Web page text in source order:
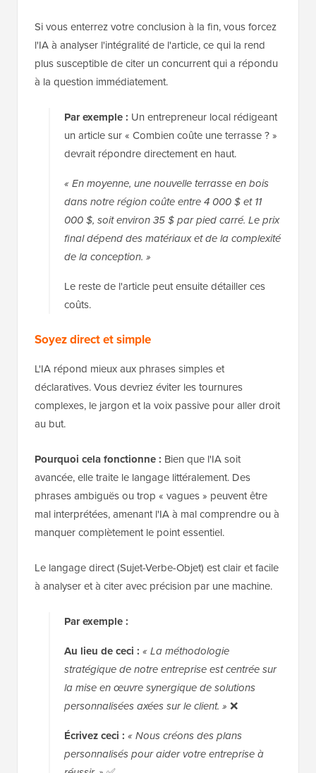
Si vous enterrez votre conclusion à la fin, vous forcez
l'IA à analyser l'intégralité de l'article, ce qui la rend
plus susceptible de citer un concurrent qui a répondu
à la question immédiatement.
Par exemple : Un entrepreneur local rédigeant
un article sur « Combien coûte une terrasse ? »
devrait répondre directement en haut.
« En moyenne, une nouvelle terrasse en bois
dans notre région coûte entre 4 000 $ et 11
000 $, soit environ 35 $ par pied carré. Le prix
final dépend des matériaux et de la complexité
de la conception. »
Le reste de l'article peut ensuite détailler ces
coûts.
Soyez direct et simple
L'IA répond mieux aux phrases simples et
déclaratives. Vous devriez éviter les tournures
complexes, le jargon et la voix passive pour aller droit
au but.
Pourquoi cela fonctionne : Bien que l'IA soit
avancée, elle traite le langage littéralement. Des
phrases ambiguës ou trop « vagues » peuvent être
mal interprétées, amenant l'IA à mal comprendre ou à
manquer complètement le point essentiel.
Le langage direct (Sujet-Verbe-Objet) est clair et facile
à analyser et à citer avec précision par une machine.
Par exemple :
Au lieu de ceci : « La méthodologie
stratégique de notre entreprise est centrée sur
la mise en œuvre synergique de solutions
personnalisées axées sur le client. » ❌
Écrivez ceci : « Nous créons des plans
personnalisés pour aider votre entreprise à